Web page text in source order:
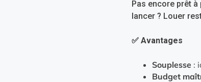
Pas encore prêt
lancer ? Louer
✅ Avantages
Souplesse:
Budget